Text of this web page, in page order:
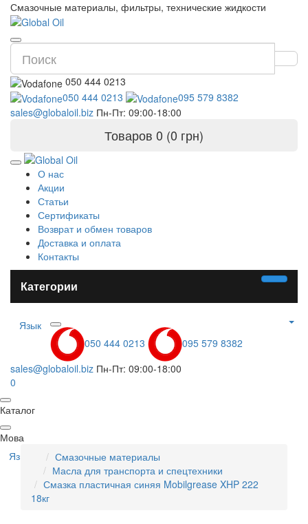
Смазочные материалы, фильтры, технические жидкости
050 444 0213
050 444 0213
095 579 8382
sales@globaloil.biz Пн-Пт: 09:00-18:00
Товаров 0 (0 грн)
О нас
Акции
Статьи
Сертификаты
Возврат и обмен товаров
Доставка и оплата
Контакты
Категории
Язык
050 444 0213
095 579 8382
sales@globaloil.biz Пн-Пт: 09:00-18:00
0
Каталог
Мова
Язык
Смазочные материалы
Масла для транспорта и спецтехники
Смазка пластичная синяя Mobilgrease XHP 222
18кг